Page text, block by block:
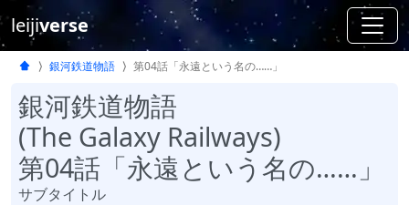
leijiverse
銀河鉄道物語 第04話「永遠という名の……」
銀河鉄道物語
(The Galaxy Railways)
第04話「永遠という名の……」
サブタイトル